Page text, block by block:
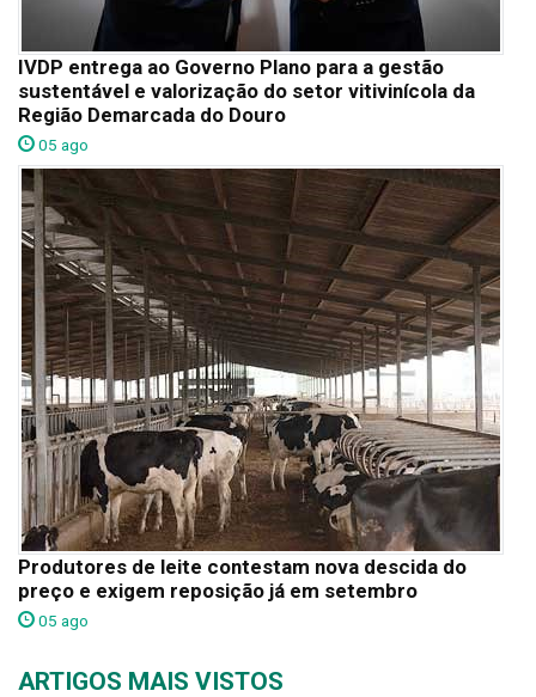
IVDP entrega ao Governo Plano para a gestão
sustentável e valorização do setor vitivinícola da
Região Demarcada do Douro
05 ago
Produtores de leite contestam nova descida do
preço e exigem reposição já em setembro
05 ago
ARTIGOS MAIS VISTOS